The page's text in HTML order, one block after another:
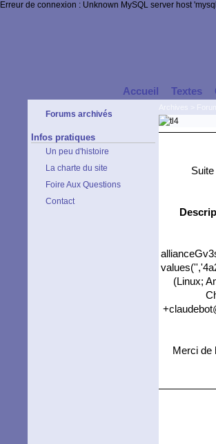
Erreur de connexion : Unknown MySQL server host
Accueil Textes
Forums archivés
Infos pratiques
Un peu d'histoire
La charte du site
Foire Aux Questions
Contact
(Linux;
Merci de